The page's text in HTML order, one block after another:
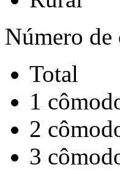
Número de
Total
1
2
3